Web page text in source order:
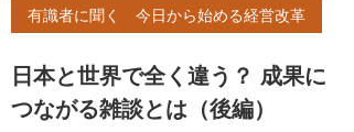
有識者に聞く 今日から始める経営改革
日本と世界で全く違う？ 成果に
つながる雑談とは（後編）